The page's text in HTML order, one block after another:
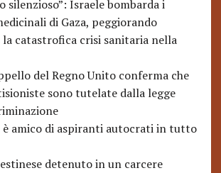
silenzioso”: Israele bombarda i
di Gaza, peggiorando
catastrofica crisi sanitaria nella
del Regno Unito conferma che
sono tutelate dalla legge
è amico di aspiranti autocrati in tutto
detenuto in un carcere